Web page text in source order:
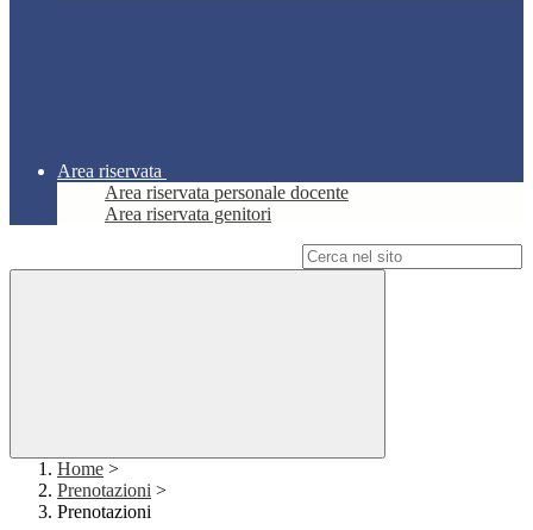
Area riservata
Area riservata personale docente
Area riservata genitori
Home >
Prenotazioni >
Prenotazioni